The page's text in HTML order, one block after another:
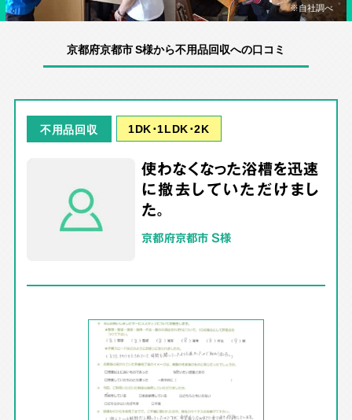
※自社調べ
京都府京都市 S様から不用品回収への口コミ
不用品回収 1DK･1LDK･2K
使わなくなった浴槽を迅速
に撤去していただけまし
た。
京都府京都市 S様